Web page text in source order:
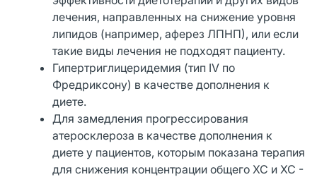
лечения, направленных на снижение уровня
липидов (например, аферез ЛПНП), или если
такие виды лечения не подходят пациенту.
Гипертриглицеридемия (тип IV по
Фредриксону) в качестве дополнения к
диете.
Для замедления прогрессирования
атеросклероза в качестве дополнения к
диете у пациентов, которым показана терапия
для снижения концентрации общего ХС и ХС -